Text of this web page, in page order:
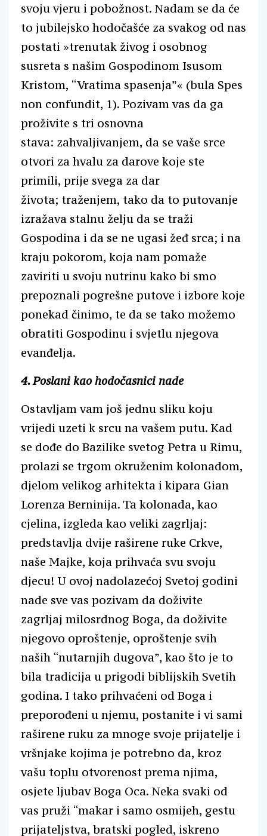
svoju vjeru i pobožnost. Nadam se da će
to jubilejsko hodočašće za svakog od nas
postati »trenutak živog i osobnog
susreta s našim Gospodinom Isusom
Kristom, “Vratima spasenja”« (bula Spes
non confundit, 1). Pozivam vas da ga
proživite s tri osnovna
stava: zahvaljivanjem, da se vaše srce
otvori za hvalu za darove koje ste
primili, prije svega za dar
života; traženjem, tako da to putovanje
izražava stalnu želju da se traži
Gospodina i da se ne ugasi žeđ srca; i na
kraju pokorom, koja nam pomaže
zaviriti u svoju nutrinu kako bi smo
prepoznali pogrešne putove i izbore koje
ponekad činimo, te da se tako možemo
obratiti Gospodinu i svjetlu njegova
evanđelja.
4. Poslani kao hodočasnici nade
Ostavljam vam još jednu sliku koju
vrijedi uzeti k srcu na vašem putu. Kad
se dođe do Bazilike svetog Petra u Rimu,
prolazi se trgom okruženim kolonadom,
djelom velikog arhitekta i kipara Gian
Lorenza Berninija. Ta kolonada, kao
cjelina, izgleda kao veliki zagrljaj:
predstavlja dvije raširene ruke Crkve,
naše Majke, koja prihvaća svu svoju
djecu! U ovoj nadolazećoj Svetoj godini
nade sve vas pozivam da doživite
zagrljaj milosrdnog Boga, da doživite
njegovo oproštenje, oproštenje svih
naših “nutarnjih dugova”, kao što je to
bila tradicija u prigodi biblijskih Svetih
godina. I tako prihvaćeni od Boga i
preporođeni u njemu, postanite i vi sami
raširene ruku za mnoge svoje prijatelje i
vršnjake kojima je potrebno da, kroz
vašu toplu otvorenost prema njima,
osjete ljubav Boga Oca. Neka svaki od
vas pruži “makar i samo osmijeh, gestu
prijateljstva, bratski pogled, iskreno